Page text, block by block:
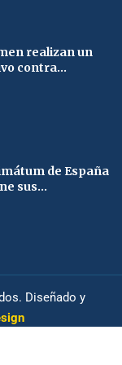
realizan un
contra...
de España
sus...
Diseñado y